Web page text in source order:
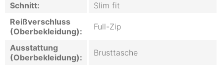
Schnitt:
Slim fit
Reißverschluss
(Oberbekleidung):
Full-Zip
Ausstattung
(Oberbekleidung):
Brusttasche